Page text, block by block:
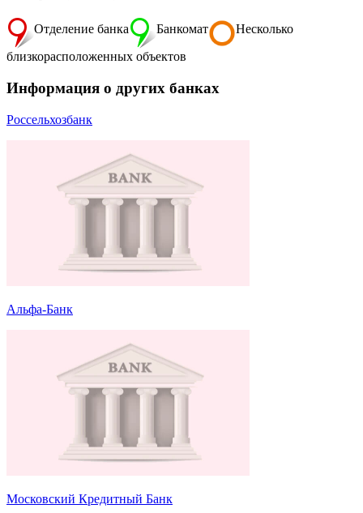
Отделение банка Банкомат Несколько
близкорасположенных объектов
Информация о других банках
Россельхозбанк
Альфа-Банк
Московский Кредитный Банк